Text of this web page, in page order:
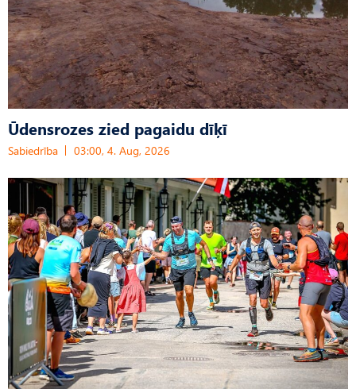
Ūdensrozes zied pagaidu dīķī
Sabiedrība 03:00, 4. Aug, 2026